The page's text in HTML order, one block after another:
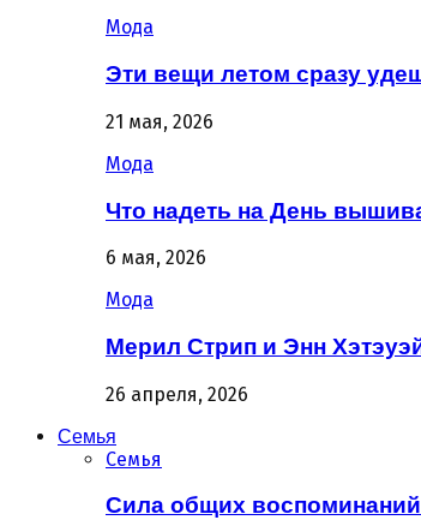
Мода
Эти вещи летом сразу
21 мая, 2026
Мода
Что надеть на День
6 мая, 2026
Мода
Мерил Стрип и Энн
26 апреля, 2026
Семья
Семья
Сила общих